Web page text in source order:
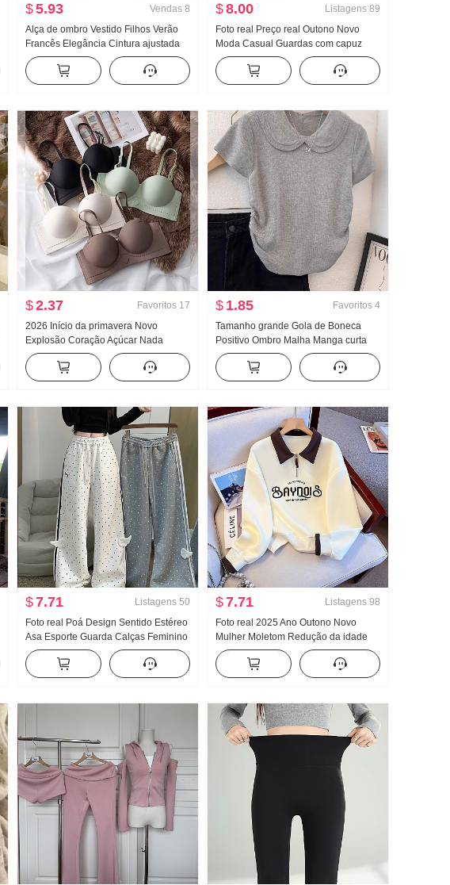
$5.93 Vendas 8
Alça de ombro Vestido Filhos Verão
Francês Elegância Cintura ajustada
Efeito emagrecedor Saia regata Saia
curta
$8.00 Listagens 89
Foto real Preço real Outono Novo
Moda Casual Guardas com capuz
Guarda Calças Efeito emagrecedor
Conjunto Conjunto de esportes
Feminino Estilo
$2.37 Favoritos 17
2026 Início da primavera Novo
Explosão Coração Açúcar Nada
Marcas Dentro Faixa de roupa Peito
Almofadas Efeito emagrecedor
Coletes feminino
$ 1.85 Favoritos 4
Tamanho grande Gola de Boneca
Positivo Ombro Malha Manga curta
Camiseta Feminino Verão Design
Sentido Modelo Curto Ajustado
Pequeno Voar Manga Compaixão Top
$7.71 Listagens 50
Foto real Poá Design Sentido Estéreo
Asa Esporte Guarda Calças Feminino
Novo Luz A. Vento Solto Reto Efeito
emagrecedor Calça casual
$7.71 Listagens 98
Foto real 2025 Ano Outono Novo
Mulher Moletom Redução da idade
Metade Zíper Moda Gola POLO
Casual Versátil Efeito emagrecedor